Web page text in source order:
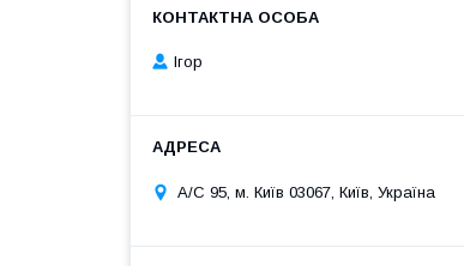
Ігор
А/С 95, м. Київ 03067, Київ, Україна